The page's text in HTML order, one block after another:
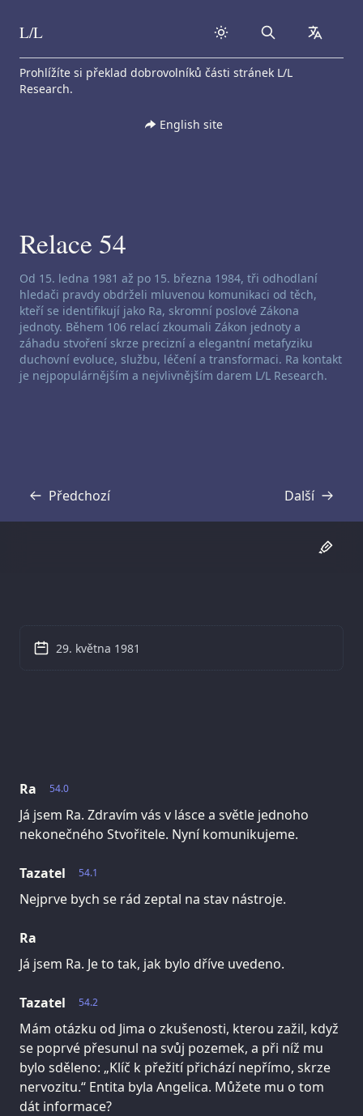
Skip to content
L/L Search
Prohlížíte si překlad dobrovolníků části stránek L/L
Research.
English site
Relace 54
Zřeknutí se odpovědnosti za channeling:
Od 15. ledna 1981 až po 15. března 1984, tři odhodlaní
hledači pravdy obdrželi mluvenou komunikaci od těch,
kteří se identifikují jako Ra, skromní poslové Zákona
jednoty. Během 106 relací zkoumali Zákon jednoty a
záhadu stvoření skrze precizní a elegantní metafyziku
duchovní evoluce, službu, léčení a transformaci. Ra kontakt
je nejpopulárnějším a nejvlivnějším darem L/L Research.
Předchozí
Přepis Další
Přepis
54.0
Ra
Já jsem Ra. Zdravím vás v lásce a světle jednoho
nekonečného Stvořitele. Nyní komunikujeme.
54.1
Tazatel
Nejprve bych se rád zeptal na stav nástroje.
Ra
Já jsem Ra. Je to tak, jak bylo dříve uvedeno.
54.2
Tazatel
Mám otázku od Jima o zkušenosti, kterou zažil, když
se poprvé přesunul na svůj pozemek, a při níž mu
bylo sděleno: „Klíč k přežití přichází nepřímo, skrze
nervozitu.“ Entita byla Angelica. Můžete mu o tom
dát informace?
29. května 1981